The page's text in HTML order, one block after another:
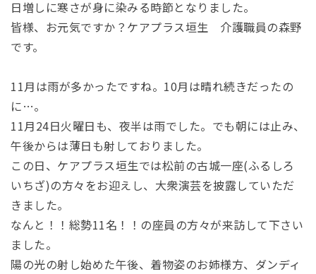
日増しに寒さが身に染みる時節となりました。
皆様、お元気ですか？ケアプラス垣生 介護職員の森野
です。
11月は雨が多かったですね。10月は晴れ続きだったの
に…。
11月24日火曜日も、夜半は雨でした。でも朝には止み、
午後からは薄日も射しておりました。
この日、ケアプラス垣生では松前の古城一座(ふるしろ
いちざ)の方々をお迎えし、大衆演芸を披露していただ
きました。
なんと！！総勢11名！！の座員の方々が来訪して下さい
ました。
陽の光の射し始めた午後、着物姿のお姉様方、ダンディ